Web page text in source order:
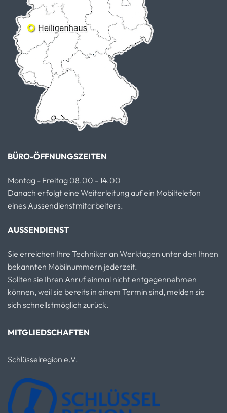
BÜRO-ÖFFNUNGSZEITEN
Montag - Freitag 08.00 - 14.00
Danach erfolgt eine Weiterleitung auf ein Mobiltelefon
eines Aussendienstmitarbeiters.
AUSSENDIENST
Sie erreichen Ihre Techniker an Werktagen unter den Ihnen
bekannten Mobilnummern jederzeit.
Sollten sie Ihren Anruf einmal nicht entgegennehmen
können, weil sie bereits in einem Termin sind, melden sie
sich schnellstmöglich zurück.
MITGLIEDSCHAFTEN
Schlüsselregion e.V.